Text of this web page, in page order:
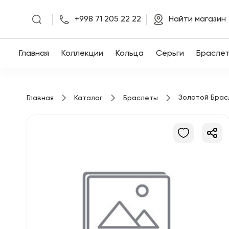
Главная
+998 71 205 22 22 Найти магазин
Главная Коллекции Кольца Серьги
Главная Каталог Браслеты Золотой